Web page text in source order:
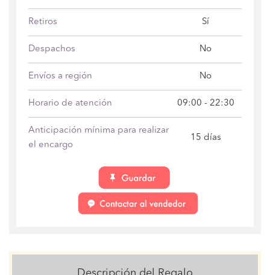
Retiros Sí
Despachos No
Envíos a región No
Horario de atención 09:00 - 22:30
Anticipación mínima para realizar
el encargo
15 días